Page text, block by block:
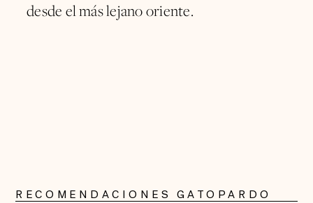
desde el más lejano oriente.
RECOMENDACIONES GATOPARDO